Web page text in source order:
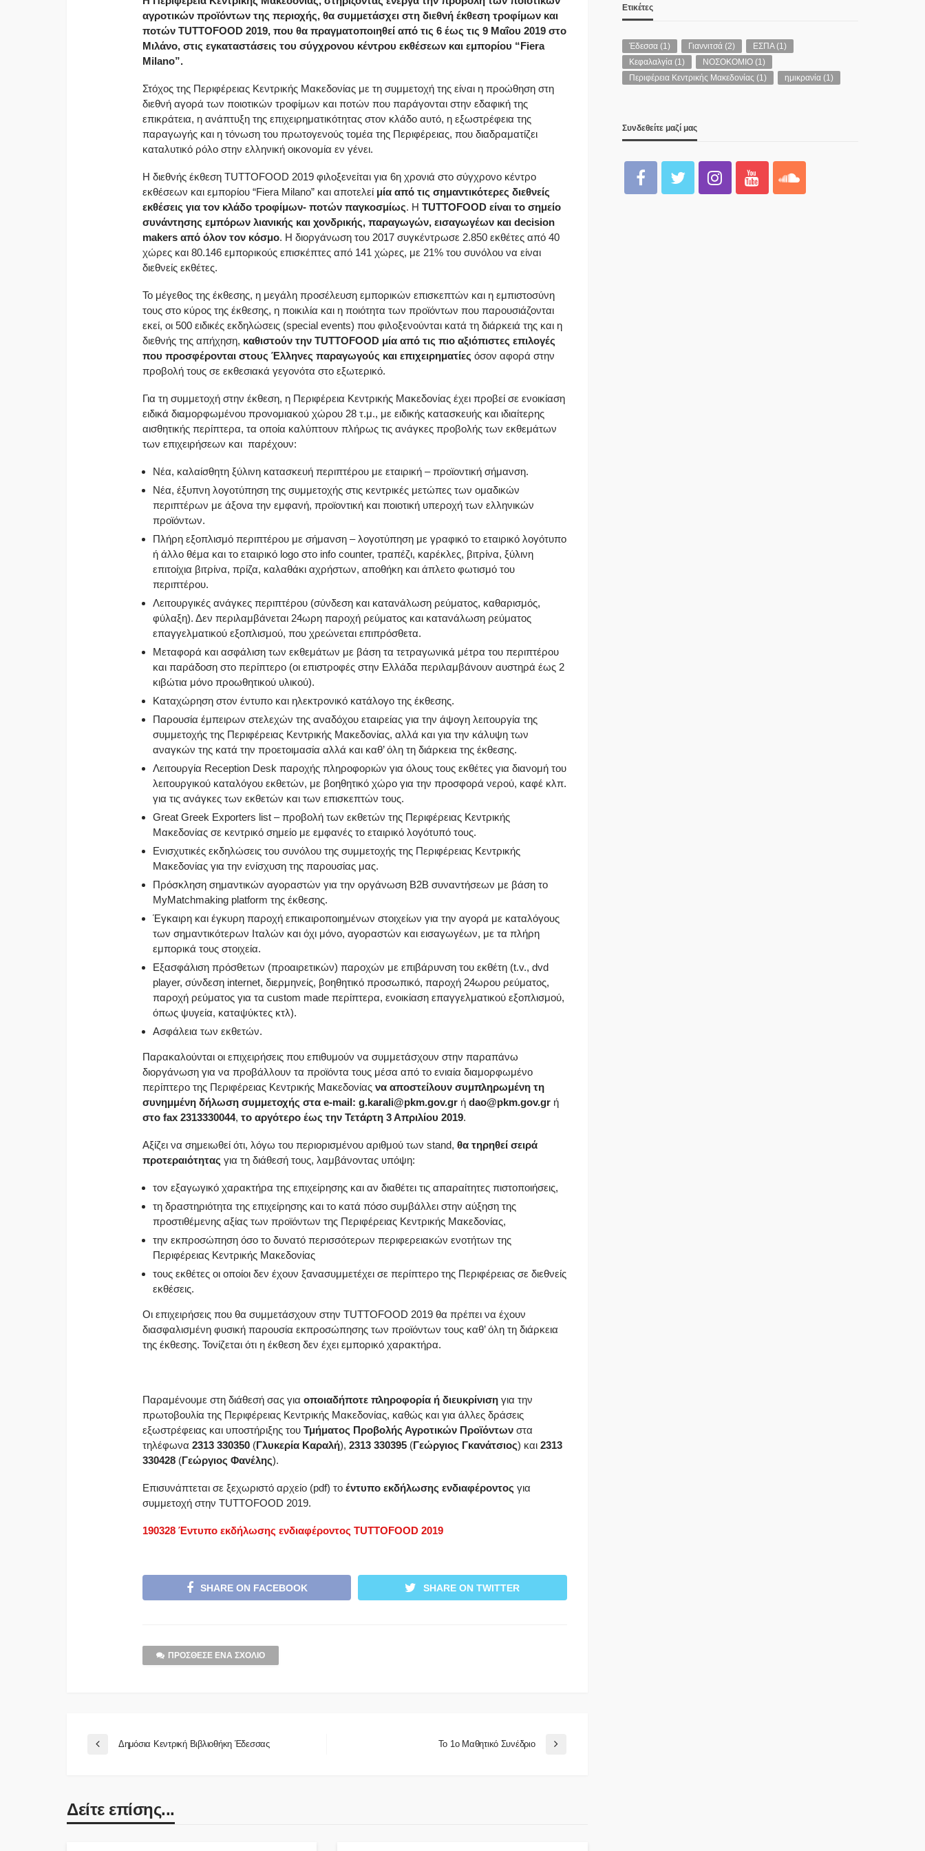
αγροτικών προϊόντων της περιοχής, θα συμμετάσχει στη διεθνή έκθεση τροφίμων και
ποτών TUTTOFOOD 2019, που θα πραγματοποιηθεί από τις 6 έως τις 9 Μαΐου 2019 στο
Μιλάνο, στις εγκαταστάσεις του σύγχρονου κέντρου εκθέσεων και εμπορίου “Fiera
Milano”.
Στόχος της Περιφέρειας Κεντρικής Μακεδονίας με τη συμμετοχή της είναι η προώθηση στη
διεθνή αγορά των ποιοτικών τροφίμων και ποτών που παράγονται στην εδαφική της
επικράτεια, η ανάπτυξη της επιχειρηματικότητας στον κλάδο αυτό, η εξωστρέφεια της
παραγωγής και η τόνωση του πρωτογενούς τομέα της Περιφέρειας, που διαδραματίζει
καταλυτικό ρόλο στην ελληνική οικονομία εν γένει.
Η διεθνής έκθεση TUTTOFOOD 2019 φιλοξενείται για 6η χρονιά στο σύγχρονο κέντρο
εκθέσεων και εμπορίου “Fiera Milano” και αποτελεί μία από τις σημαντικότερες διεθνείς
εκθέσεις για τον κλάδο τροφίμων- ποτών παγκοσμίως. Η ΤUTTOFOOD είναι το σημείο
συνάντησης εμπόρων λιανικής και χονδρικής, παραγωγών, εισαγωγέων και decision
makers από όλον τον κόσμο. Η διοργάνωση του 2017 συγκέντρωσε 2.850 εκθέτες από 40
χώρες και 80.146 εμπορικούς επισκέπτες από 141 χώρες, με 21% του συνόλου να είναι
διεθνείς εκθέτες.
Το μέγεθος της έκθεσης, η μεγάλη προσέλευση εμπορικών επισκεπτών και η εμπιστοσύνη
τους στο κύρος της έκθεσης, η ποικιλία και η ποιότητα των προϊόντων που παρουσιάζονται
εκεί, οι 500 ειδικές εκδηλώσεις (special events) που φιλοξενούνται κατά τη διάρκειά της και η
διεθνής της απήχηση, καθιστούν την ΤUTTOFOOD μία από τις πιο αξιόπιστες επιλογές
που προσφέρονται στους Έλληνες παραγωγούς και επιχειρηματίες όσον αφορά στην
προβολή τους σε εκθεσιακά γεγονότα στο εξωτερικό.
Για τη συμμετοχή στην έκθεση, η Περιφέρεια Κεντρικής Μακεδονίας έχει προβεί σε ενοικίαση
ειδικά διαμορφωμένου προνομιακού χώρου 28 τ.μ., με ειδικής κατασκευής και ιδιαίτερης
αισθητικής περίπτερα, τα οποία καλύπτουν πλήρως τις ανάγκες προβολής των εκθεμάτων
των επιχειρήσεων και παρέχουν:
Νέα, καλαίσθητη ξύλινη κατασκευή περιπτέρου με εταιρική – προϊοντική σήμανση.
Νέα, έξυπνη λογοτύπηση της συμμετοχής στις κεντρικές μετώπες των ομαδικών
περιπτέρων με άξονα την εμφανή, προϊοντική και ποιοτική υπεροχή των ελληνικών
προϊόντων.
Πλήρη εξοπλισμό περιπτέρου με σήμανση – λογοτύπηση με γραφικό το εταιρικό λογότυπο
ή άλλο θέμα και το εταιρικό logo στο info counter, τραπέζι, καρέκλες, βιτρίνα, ξύλινη
επιτοίχια βιτρίνα, πρίζα, καλαθάκι αχρήστων, αποθήκη και άπλετο φωτισμό του
περιπτέρου.
Λειτουργικές ανάγκες περιπτέρου (σύνδεση και κατανάλωση ρεύματος, καθαρισμός,
φύλαξη). Δεν περιλαμβάνεται 24ωρη παροχή ρεύματος και κατανάλωση ρεύματος
επαγγελματικού εξοπλισμού, που χρεώνεται επιπρόσθετα.
Μεταφορά και ασφάλιση των εκθεμάτων με βάση τα τετραγωνικά μέτρα του περιπτέρου
και παράδοση στο περίπτερο (οι επιστροφές στην Ελλάδα περιλαμβάνουν αυστηρά έως 2
κιβώτια μόνο προωθητικού υλικού).
Καταχώρηση στον έντυπο και ηλεκτρονικό κατάλογο της έκθεσης.
Παρουσία έμπειρων στελεχών της αναδόχου εταιρείας για την άψογη λειτουργία της
συμμετοχής της Περιφέρειας Κεντρικής Μακεδονίας, αλλά και για την κάλυψη των
αναγκών της κατά την προετοιμασία αλλά και καθ’ όλη τη διάρκεια της έκθεσης.
Λειτουργία Reception Desk παροχής πληροφοριών για όλους τους εκθέτες για διανομή του
λειτουργικού καταλόγου εκθετών, με βοηθητικό χώρο για την προσφορά νερού, καφέ κλπ.
για τις ανάγκες των εκθετών και των επισκεπτών τους.
Great Greek Exporters list – προβολή των εκθετών της Περιφέρειας Κεντρικής
Μακεδονίας σε κεντρικό σημείο με εμφανές το εταιρικό λογότυπό τους.
Ενισχυτικές εκδηλώσεις του συνόλου της συμμετοχής της Περιφέρειας Κεντρικής
Μακεδονίας για την ενίσχυση της παρουσίας μας.
Πρόσκληση σημαντικών αγοραστών για την οργάνωση Β2Β συναντήσεων με βάση το
MyMatchmaking platform της έκθεσης.
Έγκαιρη και έγκυρη παροχή επικαιροποιημένων στοιχείων για την αγορά με καταλόγους
των σημαντικότερων Ιταλών και όχι μόνο, αγοραστών και εισαγωγέων, με τα πλήρη
εμπορικά τους στοιχεία.
Εξασφάλιση πρόσθετων (προαιρετικών) παροχών με επιβάρυνση του εκθέτη (t.v., dvd
player, σύνδεση internet, διερμηνείς, βοηθητικό προσωπικό, παροχή 24ωρου ρεύματος,
παροχή ρεύματος για τα custom made περίπτερα, ενοικίαση επαγγελματικού εξοπλισμού,
όπως ψυγεία, καταψύκτες κτλ).
Ασφάλεια των εκθετών.
Παρακαλούνται οι επιχειρήσεις που επιθυμούν να συμμετάσχουν στην παραπάνω
διοργάνωση για να προβάλλουν τα προϊόντα τους μέσα από το ενιαία διαμορφωμένο
περίπτερο της Περιφέρειας Κεντρικής Μακεδονίας να αποστείλουν συμπληρωμένη τη
συνημμένη δήλωση συμμετοχής στα e-mail: g.karali@pkm.gov.gr ή dao@pkm.gov.gr ή
στο fax 2313330044, το αργότερο έως την Τετάρτη 3 Απριλίου 2019.
Αξίζει να σημειωθεί ότι, λόγω του περιορισμένου αριθμού των stand, θα τηρηθεί σειρά
προτεραιότητας για τη διάθεσή τους, λαμβάνοντας υπόψη:
τον εξαγωγικό χαρακτήρα της επιχείρησης και αν διαθέτει τις απαραίτητες πιστοποιήσεις,
τη δραστηριότητα της επιχείρησης και το κατά πόσο συμβάλλει στην αύξηση της
προστιθέμενης αξίας των προϊόντων της Περιφέρειας Κεντρικής Μακεδονίας,
την εκπροσώπηση όσο το δυνατό περισσότερων περιφερειακών ενοτήτων της
Περιφέρειας Κεντρικής Μακεδονίας
τους εκθέτες οι οποίοι δεν έχουν ξανασυμμετέχει σε περίπτερο της Περιφέρειας σε διεθνείς
εκθέσεις.
Οι επιχειρήσεις που θα συμμετάσχουν στην TUTTOFOOD 2019 θα πρέπει να έχουν
διασφαλισμένη φυσική παρουσία εκπροσώπησης των προϊόντων τους καθ’ όλη τη διάρκεια
της έκθεσης. Τονίζεται ότι η έκθεση δεν έχει εμπορικό χαρακτήρα.
Παραμένουμε στη διάθεσή σας για οποιαδήποτε πληροφορία ή διευκρίνιση για την
πρωτοβουλία της Περιφέρειας Κεντρικής Μακεδονίας, καθώς και για άλλες δράσεις
εξωστρέφειας και υποστήριξης του Τμήματος Προβολής Αγροτικών Προϊόντων στα
τηλέφωνα 2313 330350 (Γλυκερία Καραλή), 2313 330395 (Γεώργιος Γκανάτσιος) και 2313
330428 (Γεώργιος Φανέλης).
Επισυνάπτεται σε ξεχωριστό αρχείο (pdf) το έντυπο εκδήλωσης ενδιαφέροντος για
συμμετοχή στην TUTTOFOOD 2019.
190328 Έντυπο εκδήλωσης ενδιαφέροντος TUTTOFOOD 2019
SHARE ON FACEBOOK SHARE ON TWITTER
ΠΡΌΣΘΕΣΕ ΈΝΑ ΣΧΌΛΙΟ
Δημόσια Κεντρική Βιβλιοθήκη Έδεσσας Το 1ο Μαθητικό Συνέδριο
Δείτε επίσης...
Ετικέτες
Έδεσσα(1) Γιαννιτσά(2) ΕΣΠΑ(1)
Κεφαλαλγία(1) ΝΟΣΟΚΟΜΙΟ(1)
Περιφέρεια Κεντρικής Μακεδονίας (1) ημικρανία(1)
Συνδεθείτε μαζί μας